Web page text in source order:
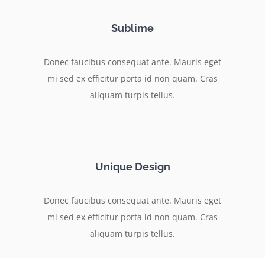
Sublime
Donec faucibus consequat ante. Mauris eget
mi sed ex efficitur porta id non quam. Cras
aliquam turpis tellus.
Unique Design
Donec faucibus consequat ante. Mauris eget
mi sed ex efficitur porta id non quam. Cras
aliquam turpis tellus.